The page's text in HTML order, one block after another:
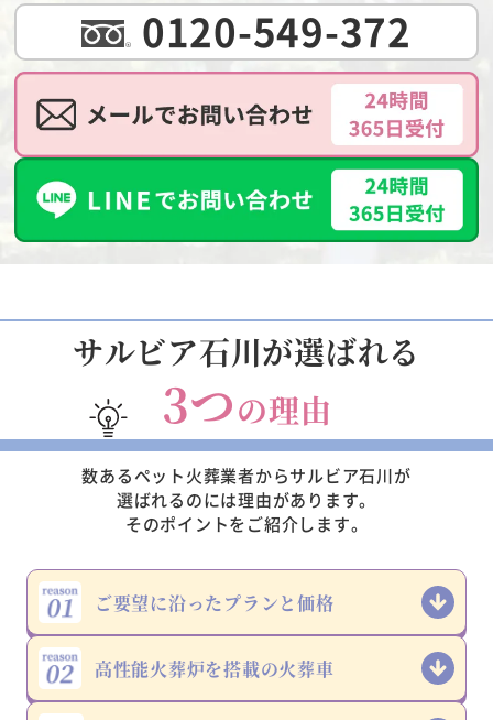
0120-549-372
サルビア石川が選ばれる
3つの理由
数あるペット火葬業者からサルビア石川が
選ばれるのには理由があります。
そのポイントをご紹介します。
ご要望に沿ったプランと価格
高性能火葬炉を搭載の火葬車